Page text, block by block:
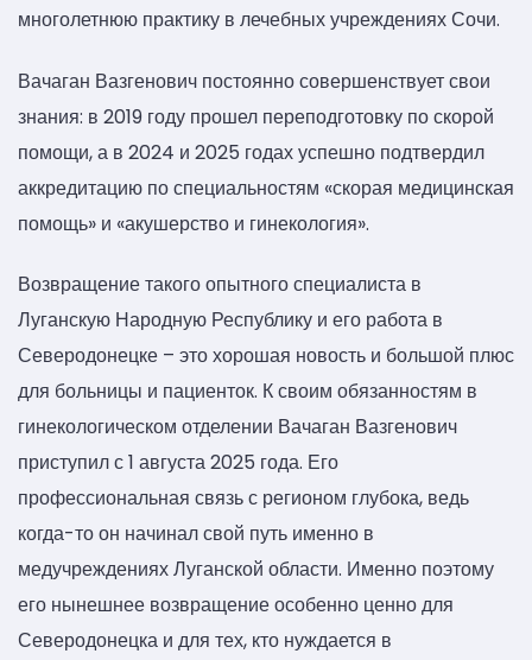
многолетнюю практику в лечебных учреждениях Сочи.
Вачаган Вазгенович постоянно совершенствует свои
знания: в 2019 году прошел переподготовку по скорой
помощи, а в 2024 и 2025 годах успешно подтвердил
аккредитацию по специальностям «скорая медицинская
помощь» и «акушерство и гинекология».
Возвращение такого опытного специалиста в
Луганскую Народную Республику и его работа в
Северодонецке – это хорошая новость и большой плюс
для больницы и пациенток. К своим обязанностям в
гинекологическом отделении Вачаган Вазгенович
приступил с 1 августа 2025 года. Его
профессиональная связь с регионом глубока, ведь
когда-то он начинал свой путь именно в
медучреждениях Луганской области. Именно поэтому
его нынешнее возвращение особенно ценно для
Северодонецка и для тех, кто нуждается в